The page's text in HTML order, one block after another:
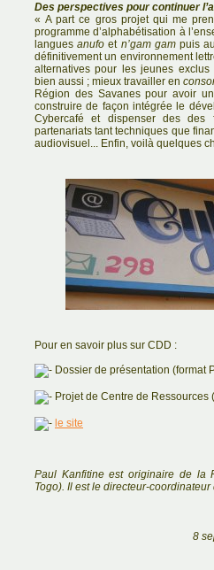
Des perspectives pour continuer
« A part ce gros projet qui me
programme d’alphabétisation à
languesanufo et n’gam gampuis
définitivement un environnement
alternatives pour les jeunes
bien aussi ; mieux travailler en
Région des Savanes pour avoir
construire de façon intégrée le
Cybercafé et dispenser des des
partenariats tant techniques que
audiovisuel... Enfin, voilà quelques
Pour en savoir plus sur CDD :
Dossier de présentation (format
Projet de Centre de
le site
Paul Kanfitine est originaire de la
Togo). Il est le directeur-coordinateur
8